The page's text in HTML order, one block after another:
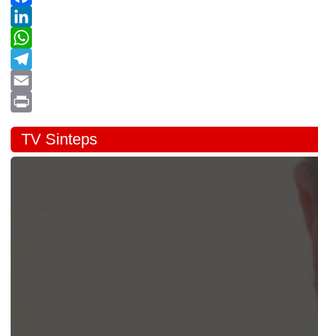
Facebook
LinkedIn
WhatsApp
Telegram
Email
TV Sinteps